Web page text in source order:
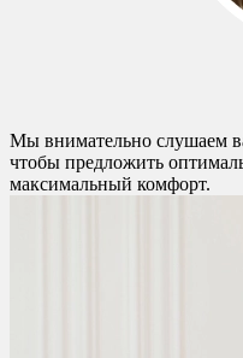
Мы внимательно слушаем
чтобы предложить
максимальный комфорт.